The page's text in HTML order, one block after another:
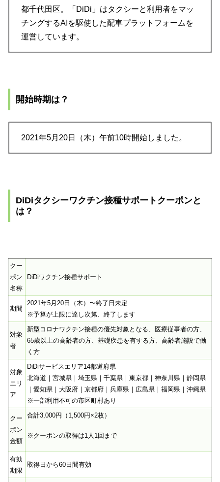
都千代田区。「DiDi」はタクシーと利用者をマッ
チングするAIを駆使した配車プラットフォームを
運営しています。
開始時期は？
2021年5月20日（木）午前10時開始しました。
DiDiタクシーワクチン接種サポートクーポンと
は？
クー
ポン
名称
DiDiワクチン接種サポート
期間
2021年5月20日（木）〜終了日未定
※予算が上限に達し次第、終了します
対象
者
新型コロナワクチン接種の優先対象となる、医療従事者の方、
65歳以上の高齢者の方、基礎疾患を有する方、高齢者施設で働
く方
対象
エリ
ア
DiDiサービスエリア14都道府県
北海道｜宮城県｜埼玉県｜千葉県｜東京都｜神奈川県｜静岡県
｜愛知県｜大阪府｜京都府｜兵庫県｜広島県｜福岡県｜沖縄県
※一部利用不可の市区町村あり
クー
ポン
金額
合計3,000円（1,500円×2枚）
※クーポンの取得は1人1回まで
有効
期限
取得日から60日間有効